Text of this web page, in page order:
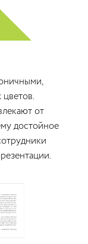
от
достойное